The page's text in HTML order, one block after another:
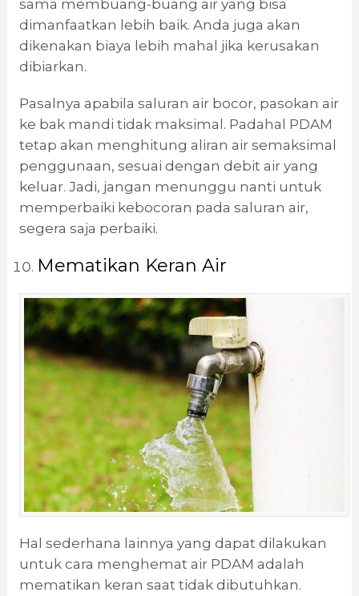
sama membuang-buang air yang bisa
dimanfaatkan lebih baik. Anda juga akan
dikenakan biaya lebih mahal jika kerusakan
dibiarkan.
Pasalnya apabila saluran air bocor, pasokan air
ke bak mandi tidak maksimal. Padahal PDAM
tetap akan menghitung aliran air semaksimal
penggunaan, sesuai dengan debit air yang
keluar. Jadi, jangan menunggu nanti untuk
memperbaiki kebocoran pada saluran air,
segera saja perbaiki.
Mematikan Keran Air
Hal sederhana lainnya yang dapat dilakukan
untuk cara menghemat air PDAM adalah
mematikan keran saat tidak dibutuhkan.